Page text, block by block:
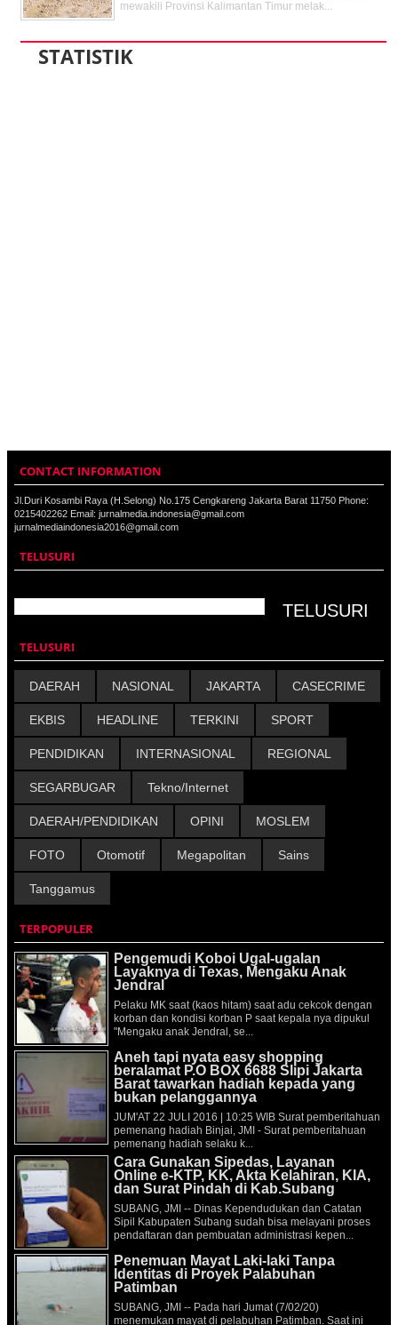
mewakili Provinsi Kalimantan Timur melak...
STATISTIK
CONTACT INFORMATION
Jl.Duri Kosambi Raya (H.Selong) No.175 Cengkareng Jakarta Barat 11750 Phone:
0215402262 Email: jurnalmedia.indonesia@gmail.com
jurnalmediaindonesia2016@gmail.com
TELUSURI
TELUSURI
DAERAH NASIONAL JAKARTA CASECRIME
EKBIS HEADLINE TERKINI SPORT
PENDIDIKAN INTERNASIONAL REGIONAL
SEGARBUGAR Tekno/Internet
DAERAH/PENDIDIKAN OPINI MOSLEM
FOTO Otomotif Megapolitan Sains
Tanggamus
TERPOPULER
Pengemudi Koboi Ugal-ugalan
Layaknya di Texas, Mengaku Anak
Jendral
Pelaku MK saat (kaos hitam) saat adu cekcok dengan
korban dan kondisi korban P saat kepala nya dipukul
"Mengaku anak Jendral, se...
Aneh tapi nyata easy shopping
beralamat P.O BOX 6688 Slipi Jakarta
Barat tawarkan hadiah kepada yang
bukan pelanggannya
JUM'AT 22 JULI 2016 | 10:25 WIB Surat pemberitahuan
pemenang hadiah Binjai, JMI - Surat pemberitahuan
pemenang hadiah selaku k...
Cara Gunakan Sipedas, Layanan
Online e-KTP, KK, Akta Kelahiran, KIA,
dan Surat Pindah di Kab.Subang
SUBANG, JMI -- Dinas Kependudukan dan Catatan
Sipil Kabupaten Subang sudah bisa melayani proses
pendaftaran dan pembuatan administrasi kepen...
Penemuan Mayat Laki-laki Tanpa
Identitas di Proyek Palabuhan
Patimban
SUBANG, JMI -- Pada hari Jumat (7/02/20)
menemukan mayat di pelabuhan Patimban. Saat ini